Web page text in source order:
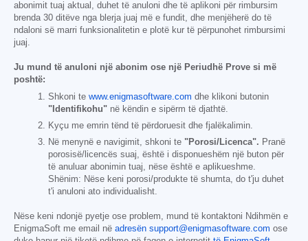
abonimit tuaj aktual, duhet të anuloni dhe të aplikoni për rimbursim
brenda 30 ditëve nga blerja juaj më e fundit, dhe menjëherë do të
ndaloni së marri funksionalitetin e plotë kur të përpunohet rimbursimi
juaj.
Ju mund të anuloni një abonim ose një Periudhë Prove si më
poshtë:
Shkoni te www.enigmasoftware.com dhe klikoni butonin
"Identifikohu" në këndin e sipërm të djathtë.
Kyçu me emrin tënd të përdoruesit dhe fjalëkalimin.
Në menynë e navigimit, shkoni te "Porosi/Licenca". Pranë
porosisë/licencës suaj, është i disponueshëm një buton për
të anuluar abonimin tuaj, nëse është e aplikueshme.
Shënim: Nëse keni porosi/produkte të shumta, do t'ju duhet
t'i anuloni ato individualisht.
Nëse keni ndonjë pyetje ose problem, mund të kontaktoni Ndihmën e
EnigmaSoft me email në adresën support@enigmasoftware.com ose